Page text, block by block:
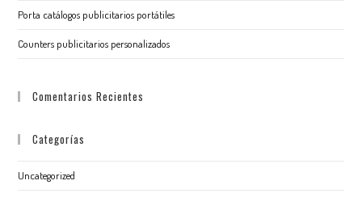
Porta catálogos publicitarios portátiles
Counters publicitarios personalizados
Comentarios Recientes
Categorías
Uncategorized